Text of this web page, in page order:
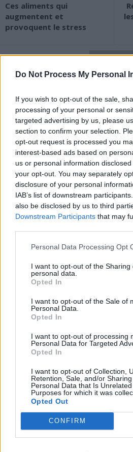
Do Not Process My Personal
If you wish to opt-out of the sale,
processing of your personal or
targeted advertising by us, please
section to confirm your selection.
opt-out request is processed you
interest-based ads based on
us or personal information
your opt-out. You may separately
disclosure of your personal
IAB’s list of downstream
also be disclosed by us to third
Downstream Participants that may
Personal Data Processing Opt
I want to opt-out of the Sharing
personal data.
Opted In
I want to opt-out of the Sale of
Personal Data.
Opted In
I want to opt-out of processing
Personal Data for Targeted
Opted In
I want to opt-out of Collection,
Retention, Sale, and/or
Personal Data that Is
Purposes for which it was
Opted Out
CONFIRM
Ces aliments qui
augmentent et
provoquent le stress
News
https://news-
ARTICLES CONNEXES
Santé Santé
Éclipse du 12 août :
Populaires
Ce cancer mortel explose chez les
symptôme à repérer
Je suis cardiologue et voici le seul
meilleur pour le cœur
1.7k views